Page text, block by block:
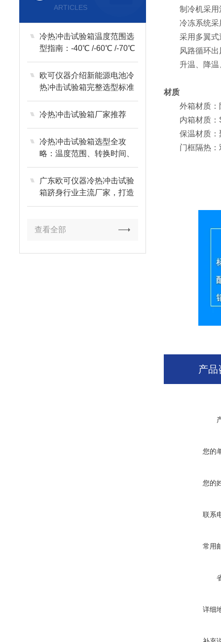
ARTICLES
冷热冲击试验箱温度范围选
型指南：-40℃ /-60℃ /-70℃
核心区别
欧可仪器介绍新能源电池冷
热冲击试验箱完整选型标准
冷热冲击试验箱厂家推荐
冷热冲击试验箱选型全攻
略：温度范围、转换时间、
品牌实战解析
广东欧可仪器冷热冲击试验
箱跻身行业主流厂家，打造
国产测试装备优质品牌
查看全部
制冷机采用
冷冻系统采
采用多翼式送
风路循环出风
升温、降温
材质
外箱材质：防
内箱材质：
保温材质：
门框隔热：
产品
您的
您的
联系
常用
详细